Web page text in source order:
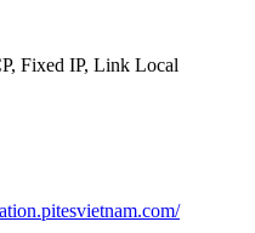
Fixed IP, Link Local